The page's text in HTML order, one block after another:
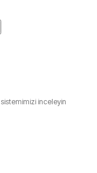
inceleyin